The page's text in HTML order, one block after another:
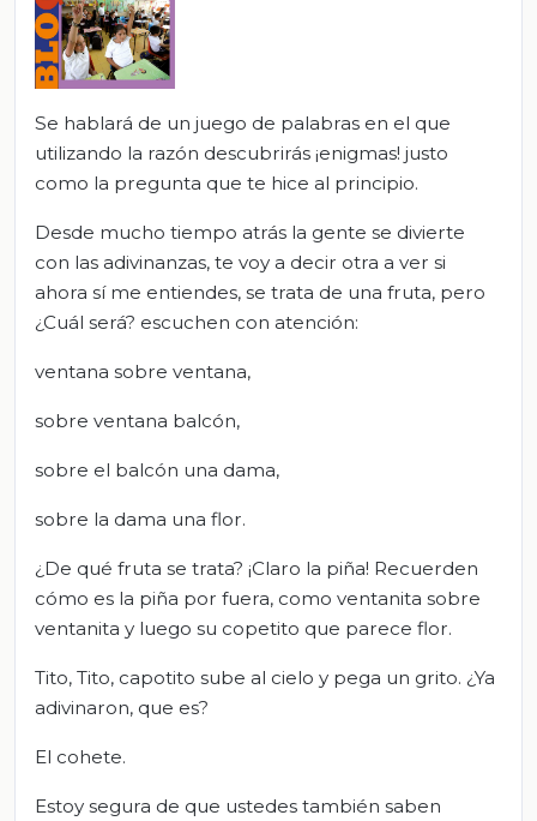
Se hablará de un juego de palabras en el que
utilizando la razón descubrirás ¡enigmas! justo
como la pregunta que te hice al principio.
Desde mucho tiempo atrás la gente se divierte
con las adivinanzas, te voy a decir otra a ver si
ahora sí me entiendes, se trata de una fruta, pero
¿Cuál será? escuchen con atención:
ventana sobre ventana,
sobre ventana balcón,
sobre el balcón una dama,
sobre la dama una flor.
¿De qué fruta se trata? ¡Claro la piña! Recuerden
cómo es la piña por fuera, como ventanita sobre
ventanita y luego su copetito que parece flor.
Tito, Tito, capotito sube al cielo y pega un grito. ¿Ya
adivinaron, que es?
El cohete.
Estoy segura de que ustedes también saben